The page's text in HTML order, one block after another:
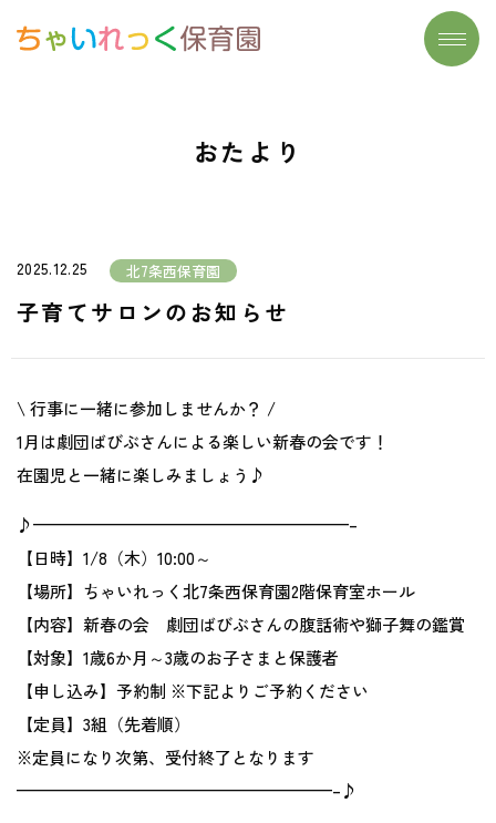
- まなびのたね
安心安全の取り組み
地域との関わり
よくあるご質問
運営会社
採用サイト
おたより
2025.12.25 北7条西保育園
子育てサロンのお知らせ
\ 行事に一緒に参加しませんか？ /
1月は劇団ばびぶさんによる楽しい新春の会です！
在園児と一緒に楽しみましょう♪
♪———————————————————–
【日時】1/8（木）10:00～
【場所】ちゃいれっく北7条西保育園2階保育室ホール
【内容】新春の会 劇団ばびぶさんの腹話術や獅子舞の鑑賞
【対象】1歳6か月～3歳のお子さまと保護者
【申し込み】予約制 ※下記よりご予約ください
【定員】3組（先着順）
※定員になり次第、受付終了となります
———————————————————–♪